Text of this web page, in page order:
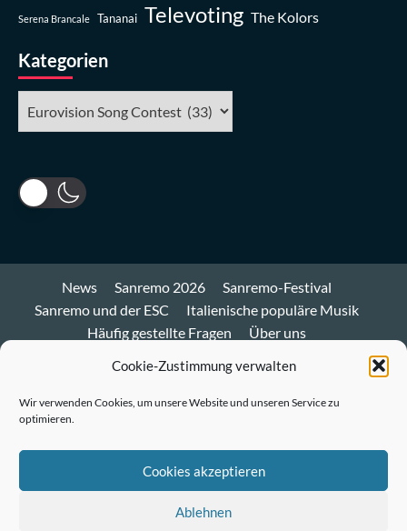
Cookie-Zustimmung verwalten
Wir verwenden Cookies, um unsere Website und unseren Service zu
optimieren.
Cookies akzeptieren
Ablehnen
Serena Brancale Tananai Televoting The Kolors
Kategorien
News Sanremo 2026
Sanremo-Festival
Sanremo und der ESC
Italienische populäre Musik
Häufig gestellte Fragen
Über uns
Mastodon
Twitter
LinkedIn